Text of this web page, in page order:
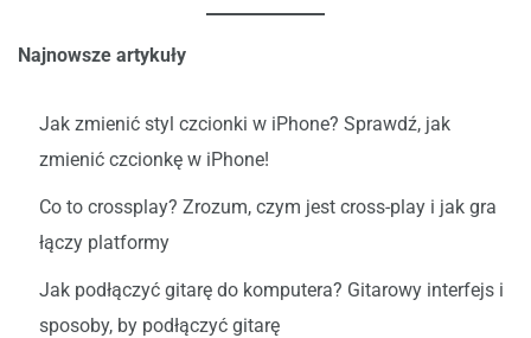
Najnowsze artykuły
Jak zmienić styl czcionki w iPhone? Sprawdź, jak
zmienić czcionkę w iPhone!
Co to crossplay? Zrozum, czym jest cross-play i jak gra
łączy platformy
Jak podłączyć gitarę do komputera? Gitarowy interfejs i
sposoby, by podłączyć gitarę